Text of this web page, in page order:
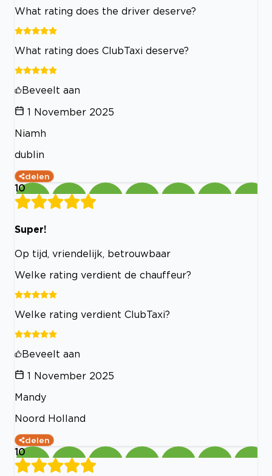
What rating does the driver deserve?
What rating does ClubTaxi deserve?
Beveelt aan
1 November 2025
Niamh
dublin
delen
10
Super!
Op tijd, vriendelijk, betrouwbaar
Welke rating verdient de chauffeur?
Welke rating verdient ClubTaxi?
Beveelt aan
1 November 2025
Mandy
Noord Holland
delen
10